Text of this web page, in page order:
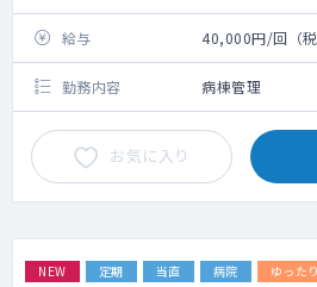
給与 40,000円/回（税
勤務内容 病棟管理
お気に入り
NEW 定期 当直 病院 ゆった